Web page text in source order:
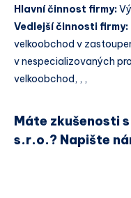
Hlavní činnost firmy:
Vedlejší činnosti firmy:
velkoobchod v
v nespecializovaných
velkoobchod, , ,
Máte zkušenosti
s.r.o.? Napište